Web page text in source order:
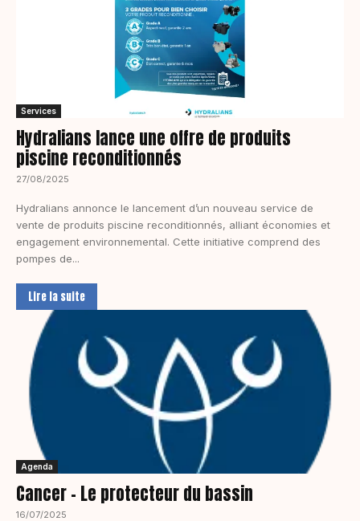
Services
Hydralians lance une offre de produits
piscine reconditionnés
27/08/2025
Hydralians annonce le lancement d’un nouveau service de
vente de produits piscine reconditionnés, alliant économies et
engagement environnemental. Cette initiative comprend des
pompes de...
Lire la suite
Agenda
Cancer – Le protecteur du bassin
16/07/2025